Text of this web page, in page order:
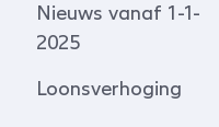
Nieuws vanaf 1-1-
2025
Loonsverhoging